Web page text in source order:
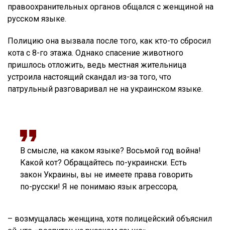
правоохранительных органов общался с женщиной на
русском языке.
Полицию она вызвала после того, как кто-то сбросил
кота с 8-го этажа. Однако спасение животного
пришлось отложить, ведь местная жительница
устроила настоящий скандал из-за того, что
патрульный разговаривал не на украинском языке.
В смысле, на каком языке? Восьмой год война!
Какой кот? Обращайтесь по-украински. Есть
закон Украины, вы не имеете права говорить
по-русски! Я не понимаю язык агрессора,
– возмущалась женщина, хотя полицейский объяснил